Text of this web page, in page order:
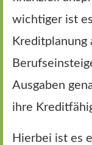
wichtiger ist
Kreditplanung
Ausgaben
ihre
Hierbei ist es